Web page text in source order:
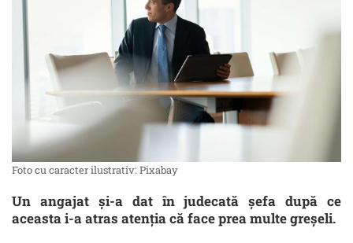
Foto cu caracter ilustrativ: Pixabay
Un angajat şi-a dat în judecată şefa după ce
aceasta i-a atras atenția că face prea multe greșeli.